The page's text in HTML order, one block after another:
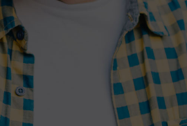
بیشتر ببینید